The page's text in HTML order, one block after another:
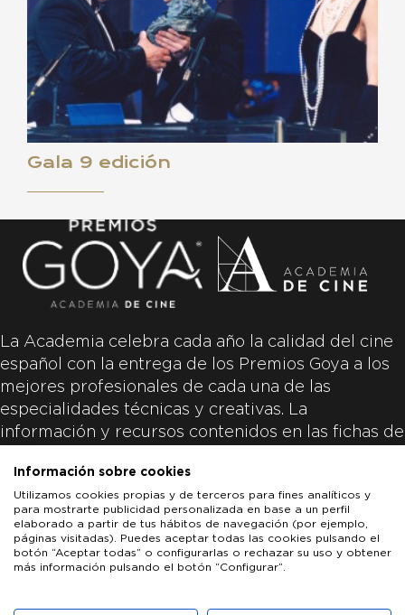
Gala 9 edición
La Academia celebra cada año la calidad del cine
español con la entrega de los Premios Goya a los
mejores profesionales de cada una de las
especialidades técnicas y creativas. La
información y recursos contenidos en las fichas de
productoras de las películas y responsabilidad
única y exclusiva de las mismas.
ACADEMIA DE CINE
PATROCINADORES PRENSA CONTACTO
Información sobre cookies
Utilizamos cookies propias y de terceros para fines analíticos y
para mostrarte publicidad personalizada en base a un perfil
elaborado a partir de tus hábitos de navegación (por ejemplo,
páginas visitadas). Puedes aceptar todas las cookies pulsando el
botón “Aceptar todas” o configurarlas o rechazar su uso y obtener
más información pulsando el botón “Configurar”.